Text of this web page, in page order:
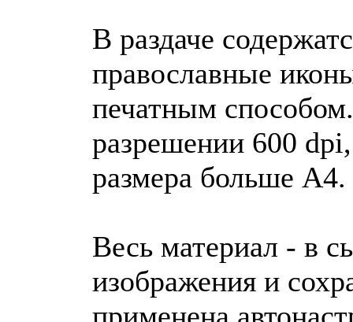
В раздаче
православные
печатным
разрешении 600
размера больше A4.
Весь материал - в
изображения и